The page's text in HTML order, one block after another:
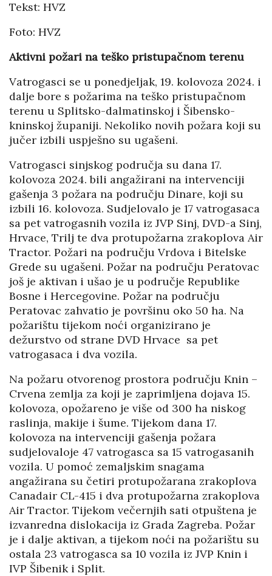
Tekst: HVZ
Foto: HVZ
Aktivni požari na teško pristupačnom terenu
Vatrogasci se u ponedjeljak, 19. kolovoza 2024. i
dalje bore s požarima na teško pristupačnom
terenu u Splitsko-dalmatinskoj i Šibensko-
kninskoj županiji. Nekoliko novih požara koji su
jučer izbili uspješno su ugašeni.
Vatrogasci sinjskog područja su dana 17.
kolovoza 2024. bili angažirani na intervenciji
gašenja 3 požara na području Dinare, koji su
izbili 16. kolovoza. Sudjelovalo je 17 vatrogasaca
sa pet vatrogasnih vozila iz JVP Sinj, DVD-a Sinj,
Hrvace, Trilj te dva protupožarna zrakoplova Air
Tractor. Požari na području Vrdova i Bitelske
Grede su ugašeni. Požar na području Peratovac
još je aktivan i ušao je u područje Republike
Bosne i Hercegovine. Požar na području
Peratovac zahvatio je površinu oko 50 ha. Na
požarištu tijekom noći organizirano je
dežurstvo od strane DVD Hrvace sa pet
vatrogasaca i dva vozila.
Na požaru otvorenog prostora području Knin –
Crvena zemlja za koji je zaprimljena dojava 15.
kolovoza, opožareno je više od 300 ha niskog
raslinja, makije i šume. Tijekom dana 17.
kolovoza na intervenciji gašenja požara
sudjelovaloje 47 vatrogasca sa 15 vatrogasanih
vozila. U pomoć zemaljskim snagama
angažirana su četiri protupožarana zrakoplova
Canadair CL-415 i dva protupožarna zrakoplova
Air Tractor. Tijekom večernjih sati otpuštena je
izvanredna dislokacija iz Grada Zagreba. Požar
je i dalje aktivan, a tijekom noći na požarištu su
ostala 23 vatrogasca sa 10 vozila iz JVP Knin i
IVP Šibenik i Split.